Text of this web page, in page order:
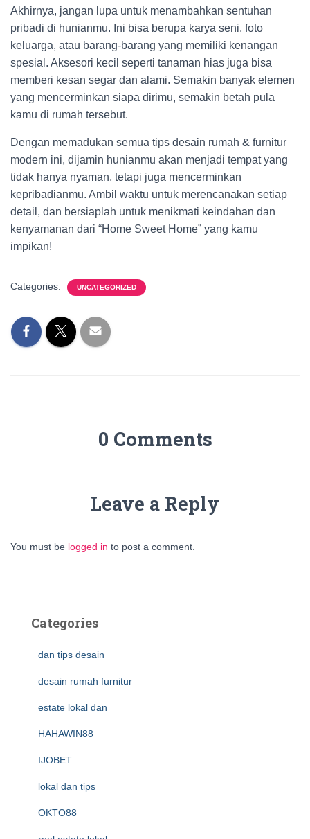
Akhirnya, jangan lupa untuk menambahkan sentuhan
pribadi di hunianmu. Ini bisa berupa karya seni, foto
keluarga, atau barang-barang yang memiliki kenangan
spesial. Aksesori kecil seperti tanaman hias juga bisa
memberi kesan segar dan alami. Semakin banyak elemen
yang mencerminkan siapa dirimu, semakin betah pula
kamu di rumah tersebut.
Dengan memadukan semua tips desain rumah & furnitur
modern ini, dijamin hunianmu akan menjadi tempat yang
tidak hanya nyaman, tetapi juga mencerminkan
kepribadianmu. Ambil waktu untuk merencanakan setiap
detail, dan bersiaplah untuk menikmati keindahan dan
kenyamanan dari “Home Sweet Home” yang kamu
impikan!
Categories: UNCATEGORIZED
0 Comments
Leave a Reply
You must be logged in to post a comment.
Categories
dan tips desain
desain rumah furnitur
estate lokal dan
HAHAWIN88
IJOBET
lokal dan tips
OKTO88